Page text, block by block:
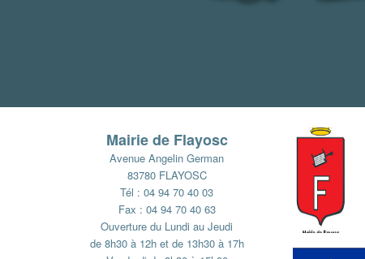
Mairie de Flayosc
Avenue Angelin German
83780 FLAYOSC
Tél : 04 94 70 40 03
Fax : 04 94 70 40 63
Ouverture du Lundi au Jeudi
de 8h30 à 12h et de 13h30 à 17h